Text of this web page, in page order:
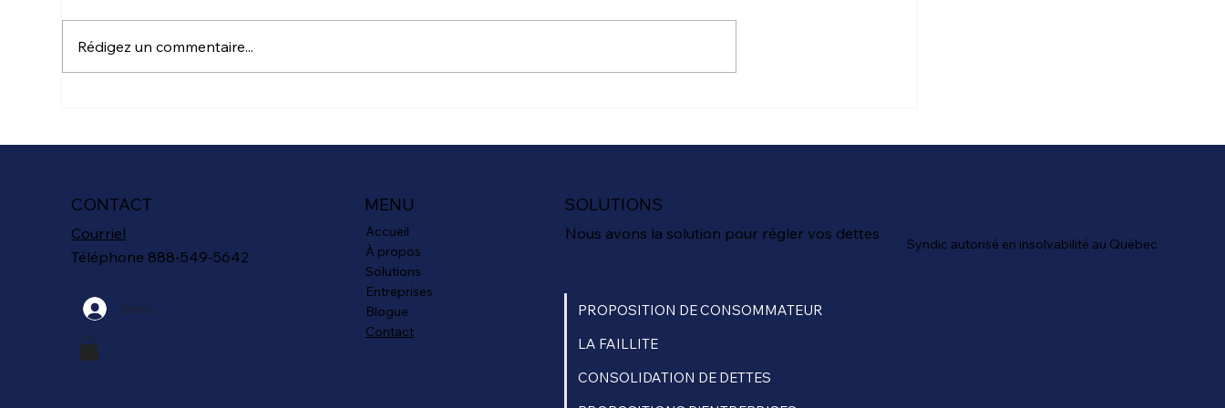
s’impose pour certains comme
un moment où ménager le
Voici quelques conseils pour
lumière l'augmentation
Québec. Selon une étude de
avec des experts
Rédigez un commentaire...
CONTACT
Courriel
Téléphone 888-549-5642
Se connecter
MENU
Accueil
À propos
Solutions
Entreprises
Blogue
Contact
SOLUTIONS
Nous avons la solution pour régler vos dettes
PROPOSITION DE CONSOMMATEUR
LA FAILLITE
CONSOLIDATION DE DETTES
Syndic autorisé en insolvabilité au Québec